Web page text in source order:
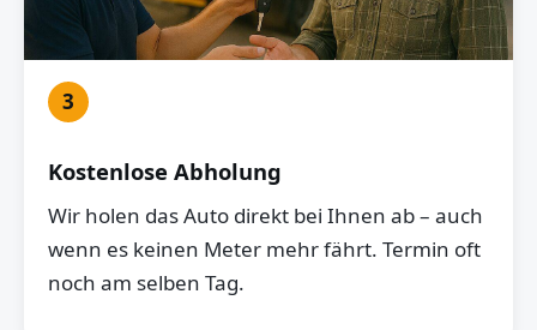
3
Kostenlose Abholung
Wir holen das Auto direkt bei Ihnen ab – auch
wenn es keinen Meter mehr fährt. Termin oft
noch am selben Tag.